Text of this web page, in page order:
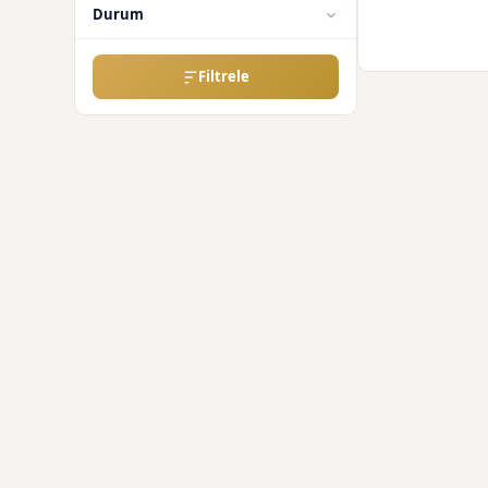
Durum
Filtrele